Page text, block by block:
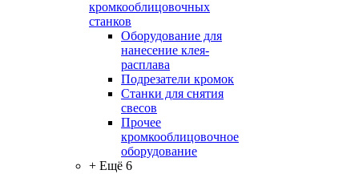
кромкооблицовочных
станков
Оборудование для
нанесение клея-
расплава
Подрезатели кромок
Станки для снятия
свесов
Прочее
кромкооблицовочное
оборудование
+ Ещё 6